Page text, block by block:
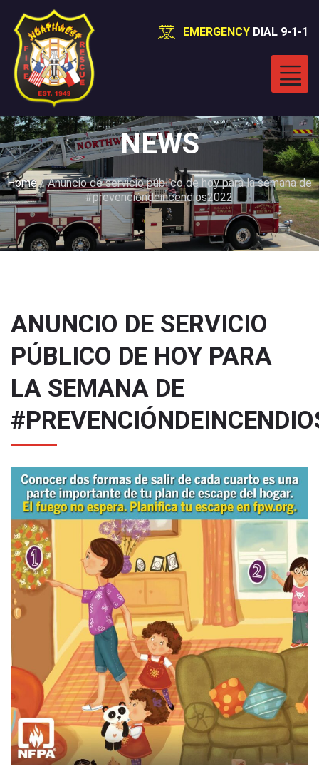
EMERGENCY DIAL 9-1-1
NEWS
Home/Anuncio de servicio público de hoy para la semana de
#prevencióndeincendios2022:
ANUNCIO DE SERVICIO
PÚBLICO DE HOY PARA
LA SEMANA DE